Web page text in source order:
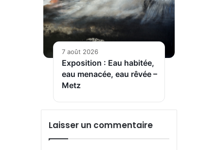
7 août 2026
Exposition : Eau habitée,
eau menacée, eau rêvée –
Metz
Laisser un commentaire